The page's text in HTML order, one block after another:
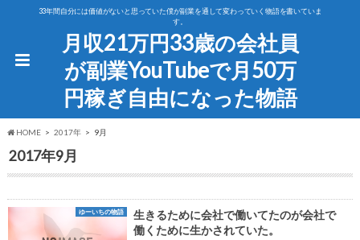
33年間自分には価値がないと思っていた僕が副業を通して変わっていく物語を書いていま
す。
月収21万円33歳の会社員
が副業YouTubeで月50万
円稼ぎ自由になった物語
HOME 2017年 9月
2017年9月
ゆーいちの物語
生きるために会社で働いてたのが会社で
働くために生かされていた。